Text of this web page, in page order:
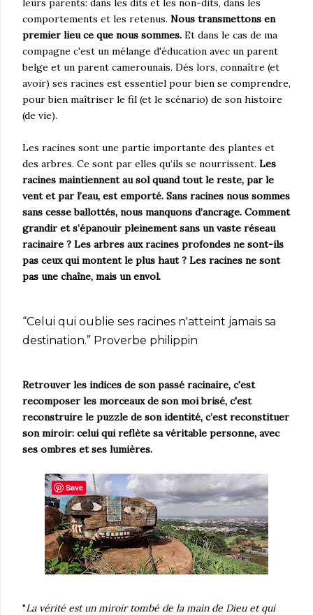
leurs parents: dans les dits et les non-dits, dans les
comportements et les retenus. Nous transmettons en
premier lieu ce que nous sommes. Et dans le cas de ma
compagne c'est un mélange d'éducation avec un parent
belge et un parent camerounais. Dés lors, connaître (et
avoir) ses racines est essentiel pour bien se comprendre,
pour bien maîtriser le fil (et le scénario) de son histoire
(de vie).
Les racines sont une partie importante des plantes et
des arbres. Ce sont par elles qu’ils se nourrissent. Les
racines maintiennent au sol quand tout le reste, par le
vent et par l’eau, est emporté. Sans racines nous sommes
sans cesse ballottés, nous manquons d’ancrage. Comment
grandir et s’épanouir pleinement sans un vaste réseau
racinaire ? Les arbres aux racines profondes ne sont-ils
pas ceux qui montent le plus haut ? Les racines ne sont
pas une chaîne, mais un envol.
“Celui qui oublie ses racines n'atteint jamais sa
destination.” Proverbe philippin
Retrouver les indices de son passé racinaire, c'est
recomposer les morceaux de son moi brisé, c'est
reconstruire le puzzle de son identité, c’est reconstituer
son miroir: celui qui reflète sa véritable personne, avec
ses ombres et ses lumières.
"La vérité est un miroir tombé de la main de Dieu et qui
Save